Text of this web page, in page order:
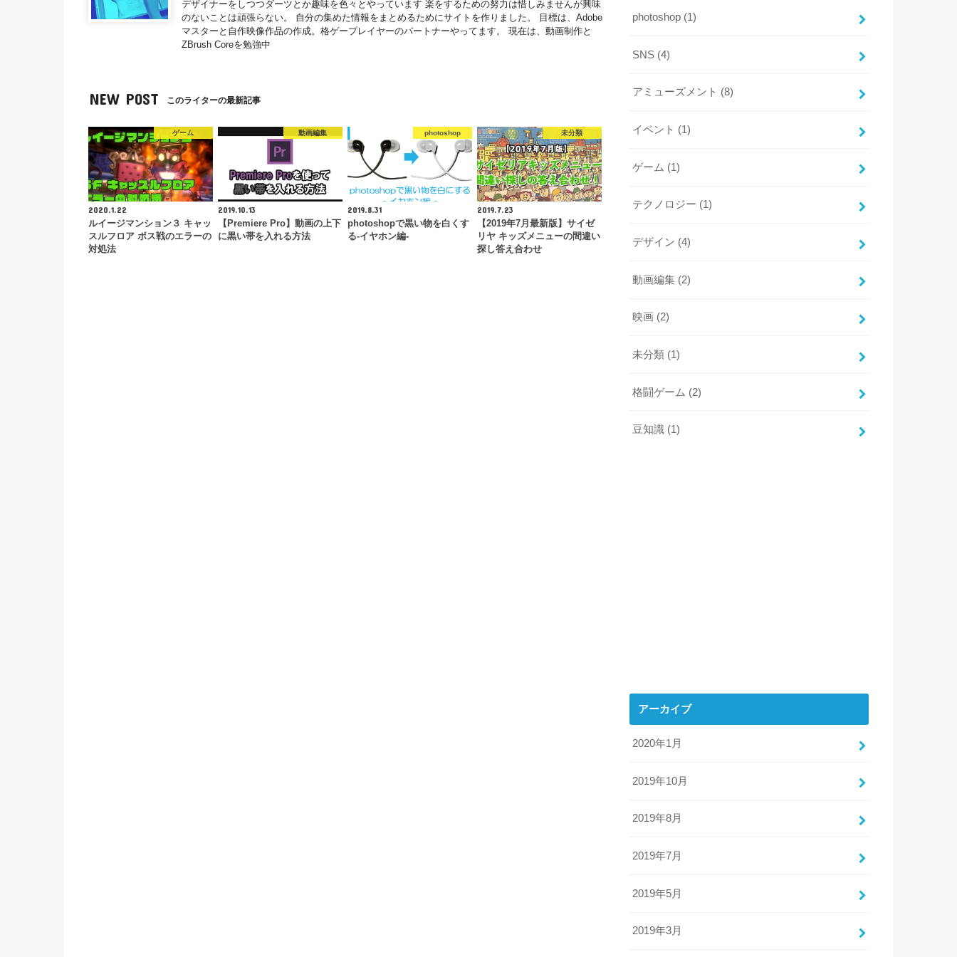
デザイナーをしつつダーツとか趣味を色々とやっています 楽をするための努力は惜しみませんが興味
のないことは頑張らない。 自分の集めた情報をまとめるためにサイトを作りました。 目標は、Adobe
マスターと自作映像作品の作成。格ゲープレイヤーのパートナーやってます。 現在は、動画制作と
ZBrush Coreを勉強中
NEW POST このライターの最新記事
ゲーム
2020.1.22
ルイージマンション３ キャッ
スルフロア ボス戦のエラーの
対処法
動画編集
2019.10.13
【Premiere Pro】動画の上下
に黒い帯を入れる方法
photoshop
2019.8.31
photoshopで黒い物を白くす
る-イヤホン編-
未分類
2019.7.23
【2019年7月最新版】サイゼ
リヤ キッズメニューの間違い
探し答え合わせ
photoshop (1)
SNS (4)
アミューズメント (8)
イベント (1)
ゲーム (1)
テクノロジー (1)
デザイン (4)
動画編集 (2)
映画 (2)
未分類 (1)
格闘ゲーム (2)
豆知識 (1)
アーカイブ
2020年1月
2019年10月
2019年8月
2019年7月
2019年5月
2019年3月